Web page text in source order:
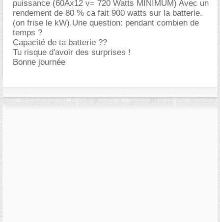
puissance (60Ax12 v= 720 Watts MINIMUM) Avec un
rendement de 80 % ca fait 900 watts sur la batterie.
(on frise le kW).Une question: pendant combien de
temps ?
Capacité de ta batterie ??
Tu risque d'avoir des surprises !
Bonne journée